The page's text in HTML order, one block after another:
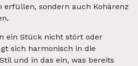
erfüllen, sondern auch Kohärenz
ein Stück nicht stört oder
sich harmonisch in die
und in das ein, was bereits